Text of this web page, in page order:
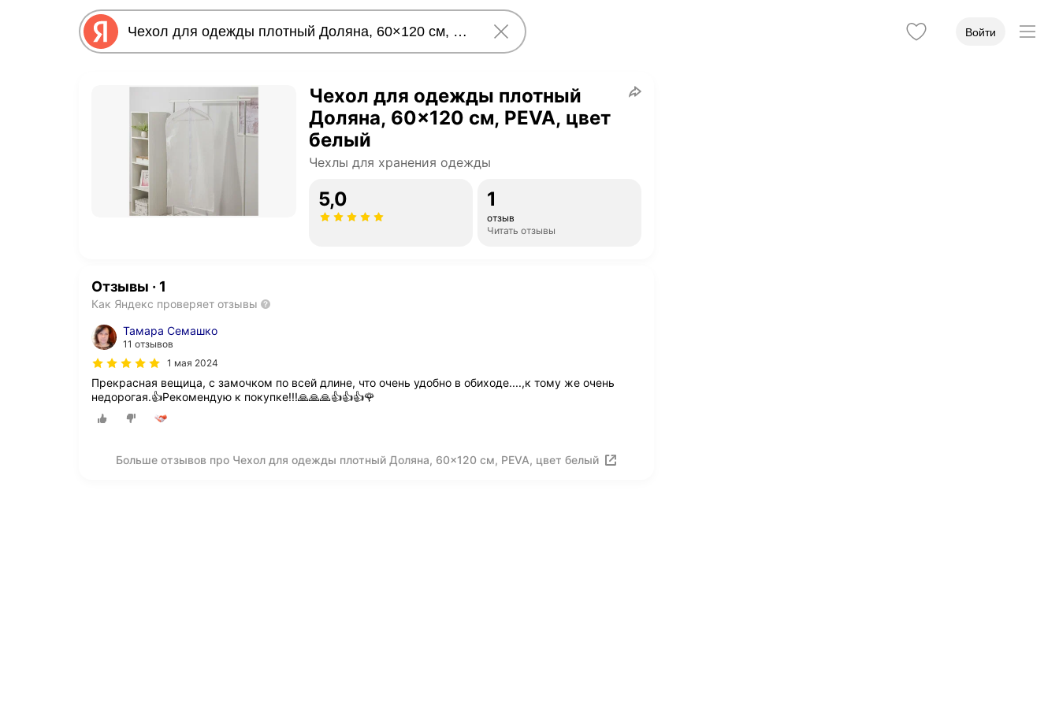
Войти
Чехол для одежды плотный
Доляна, 60×120 см, PEVA, цвет
белый
Чехлы для хранения одежды
5,0 1
отзыв
Читать отзывы
Отзывы · 1
Как Яндекс проверяет отзывы
Тамара Семашко
11 отзывов
1 мая 2024
Прекрасная вещица, с замочком по всей длине, что очень удобно в обиходе....,к тому же очень
недорогая.👍Рекомендую к покупке!!!🙏🙏🙏👍👍👍🌹
Больше отзывов про Чехол для одежды плотный Доляна, 60×120 см, PEVA, цвет белый